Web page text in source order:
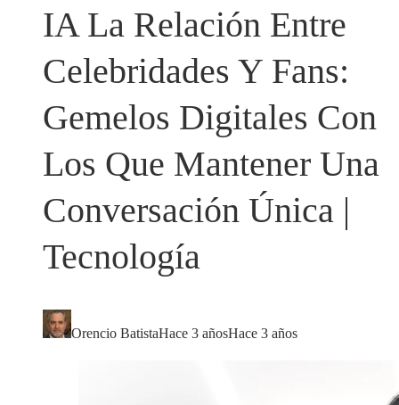
IA La Relación Entre
Celebridades Y Fans:
Gemelos Digitales Con
Los Que Mantener Una
Conversación Única |
Tecnología
Orencio BatistaHace 3 añosHace 3 años